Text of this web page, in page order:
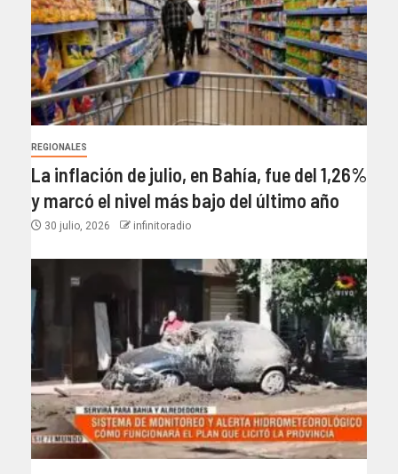
REGIONALES
La inflación de julio, en Bahía, fue del 1,26%
y marcó el nivel más bajo del último año​
30 julio, 2026 infinitoradio